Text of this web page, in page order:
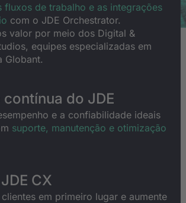
fluxos de trabalho e as integrações
com o JDE Orchestrator.
valor por meio dos Digital &
equipes especializadas em
Globant.
do JDE
e a confiabilidade ideais
suporte, manutenção e otimização
CX
em primeiro lugar e aumente